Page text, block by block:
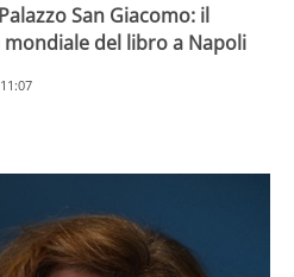
San Giacomo: il
del libro a Napoli